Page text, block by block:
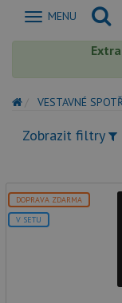
Zobrazit
MENU
VESTAVNÉ
Zobrazit filtry
DOPRAVA ZDARMA
V SETU